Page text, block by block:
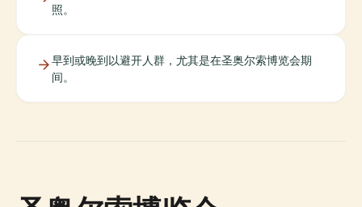
照。
早到或晚到以避开人群，尤其是在圣奥尔索博览会期
间。